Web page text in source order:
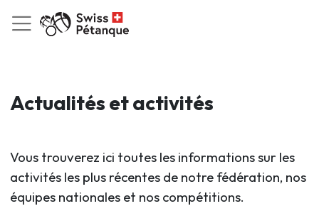
Actualités et activités
Vous trouverez ici toutes les informations sur les
activités les plus récentes de notre fédération, nos
équipes nationales et nos compétitions.